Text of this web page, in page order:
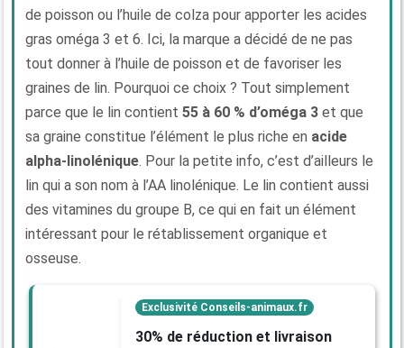
de poisson ou l’huile de colza pour apporter les acides
gras oméga 3 et 6. Ici, la marque a décidé de ne pas
tout donner à l’huile de poisson et de favoriser les
graines de lin. Pourquoi ce choix ? Tout simplement
parce que le lin contient 55 à 60 % d’oméga 3 et que
sa graine constitue l’élément le plus riche en acide
alpha-linolénique. Pour la petite info, c’est d’ailleurs le
lin qui a son nom à l’AA linolénique. Le lin contient aussi
des vitamines du groupe B, ce qui en fait un élément
intéressant pour le rétablissement organique et
osseuse.
Exclusivité Conseils-animaux.fr
30% de réduction et livraison